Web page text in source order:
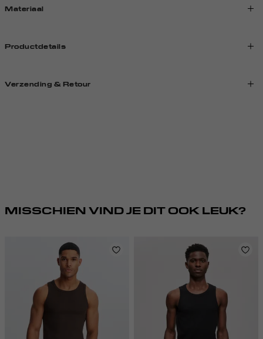
Materiaal
Productdetails
Verzending & Retour
MISSCHIEN VIND JE DIT OOK LEUK?